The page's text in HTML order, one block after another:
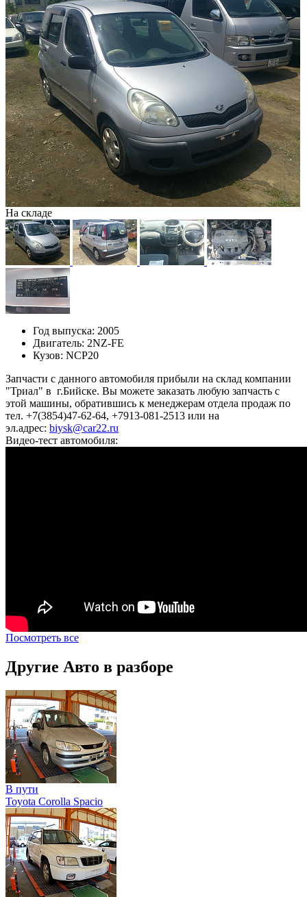
На складе
Год выпуска: 2005
Двигатель: 2NZ-FE
Кузов: NCP20
Запчасти с данного автомобиля прибыли на склад компании
"Триал" в г.Бийске. Вы можете заказать любую запчасть с
этой машины, обратившись к менеджерам отдела продаж по
тел. +7(3854)47-62-64, +7913-081-2513 или на
эл.адрес: biysk@car22.ru
Видео-тест автомобиля:
Посмотреть все
Другие Авто в разборе
В пути
Toyota Corolla Spacio